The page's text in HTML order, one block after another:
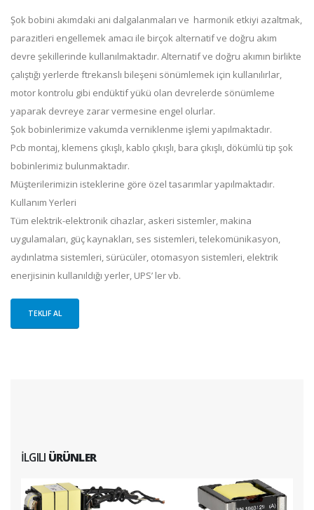
Şok bobini akımdaki ani dalgalanmaları ve harmonik etkiyi azaltmak,
parazitleri engellemek amacı ile birçok alternatif ve doğru akım
devre şekillerinde kullanılmaktadır. Alternatif ve doğru akımın birlikte
çalıştığı yerlerde ftrekanslı bileşeni sönümlemek için kullanılırlar,
motor kontrolu gibi endüktif yükü olan devrelerde sönümleme
yaparak devreye zarar vermesine engel olurlar.
Şok bobinlerimize vakumda verniklenme işlemi yapılmaktadır.
Pcb montaj, klemens çıkışlı, kablo çıkışlı, bara çıkışlı, dökümlü tip şok
bobinlerimiz bulunmaktadır.
Müşterilerimizin isteklerine göre özel tasarımlar yapılmaktadır.
Kullanım Yerleri
Tüm elektrik-elektronik cihazlar, askeri sistemler, makina
uygulamaları, güç kaynakları, ses sistemleri, telekomünikasyon,
aydınlatma sistemleri, sürücüler, otomasyon sistemleri, elektrik
enerjisinin kullanıldığı yerler, UPS’ ler vb.
TEKLIF AL
İLGILI ÜRÜNLER